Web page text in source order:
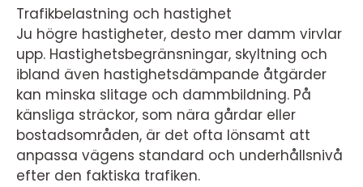
Trafikbelastning och hastighet
Ju högre hastigheter, desto mer damm virvlar
upp. Hastighetsbegränsningar, skyltning och
ibland även hastighetsdämpande åtgärder
kan minska slitage och dammbildning. På
känsliga sträckor, som nära gårdar eller
bostadsområden, är det ofta lönsamt att
anpassa vägens standard och underhållsnivå
efter den faktiska trafiken.